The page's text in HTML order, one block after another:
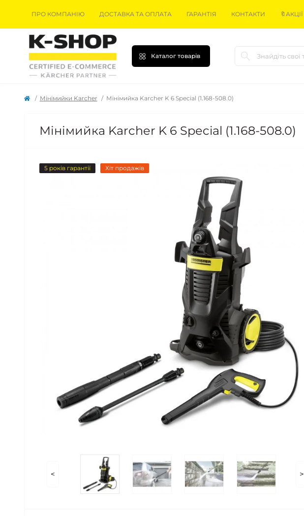
ПРО КОМПАНІЮ ДОСТАВКА ТА ОПЛАТА ГАРАНТІЯ КОНТАКТИ 🔖АКЦІЇ
Каталог товарів
Мінімийки Karcher Мінімийка Karcher K 6 Special (1.168-508.0)
Мінімийка Karcher K 6 Special (1.168-508.0)
5 років гарантії Хіт продажів
< >